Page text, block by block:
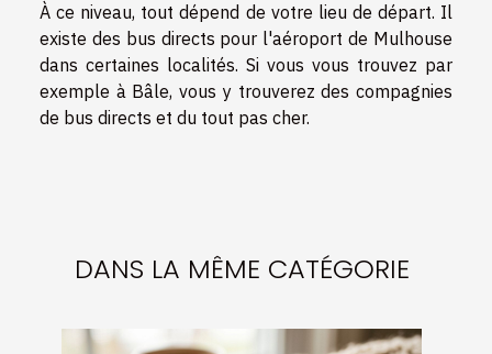
À ce niveau, tout dépend de votre lieu de départ. Il
existe des bus directs pour l'aéroport de Mulhouse
dans certaines localités. Si vous vous trouvez par
exemple à Bâle, vous y trouverez des compagnies
de bus directs et du tout pas cher.
DANS LA MÊME CATÉGORIE